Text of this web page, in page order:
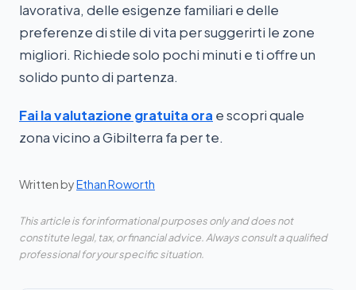
lavorativa, delle esigenze familiari e delle
preferenze di stile di vita per suggerirti le zone
migliori. Richiede solo pochi minuti e ti offre un
solido punto di partenza.
Fai la valutazione gratuita ora e scopri quale
zona vicino a Gibilterra fa per te.
Written byEthan Roworth
This article is for informational purposes only and does not
constitute legal, tax, or financial advice. Always consult a qualified
professional for your specific situation.